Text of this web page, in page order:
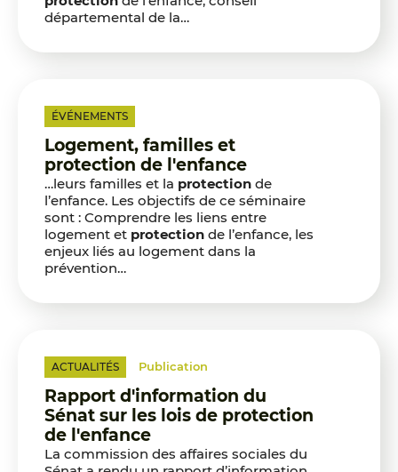
départemental de la…
ÉVÉNEMENTS
Logement, familles et
protection de l'enfance
…leurs familles et la protection de
l’enfance. Les objectifs de ce séminaire
sont : Comprendre les liens entre
logement et protection de l’enfance, les
enjeux liés au logement dans la
prévention…
ACTUALITÉS Publication
Rapport d'information du
Sénat sur les lois de protection
de l'enfance
La commission des affaires sociales du